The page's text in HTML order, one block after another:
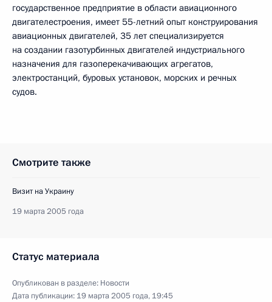
государственное предприятие в области авиационного
двигателестроения, имеет 55-летний опыт конструирования
авиационных двигателей, 35 лет специализируется
на создании газотурбинных двигателей индустриального
назначения для газоперекачивающих агрегатов,
электростанций, буровых установок, морских и речных
судов.
Смотрите также
Визит на Украину
19 марта 2005 года
Статус материала
Опубликован в разделе: Новости
Дата публикации: 19 марта 2005 года, 19:45